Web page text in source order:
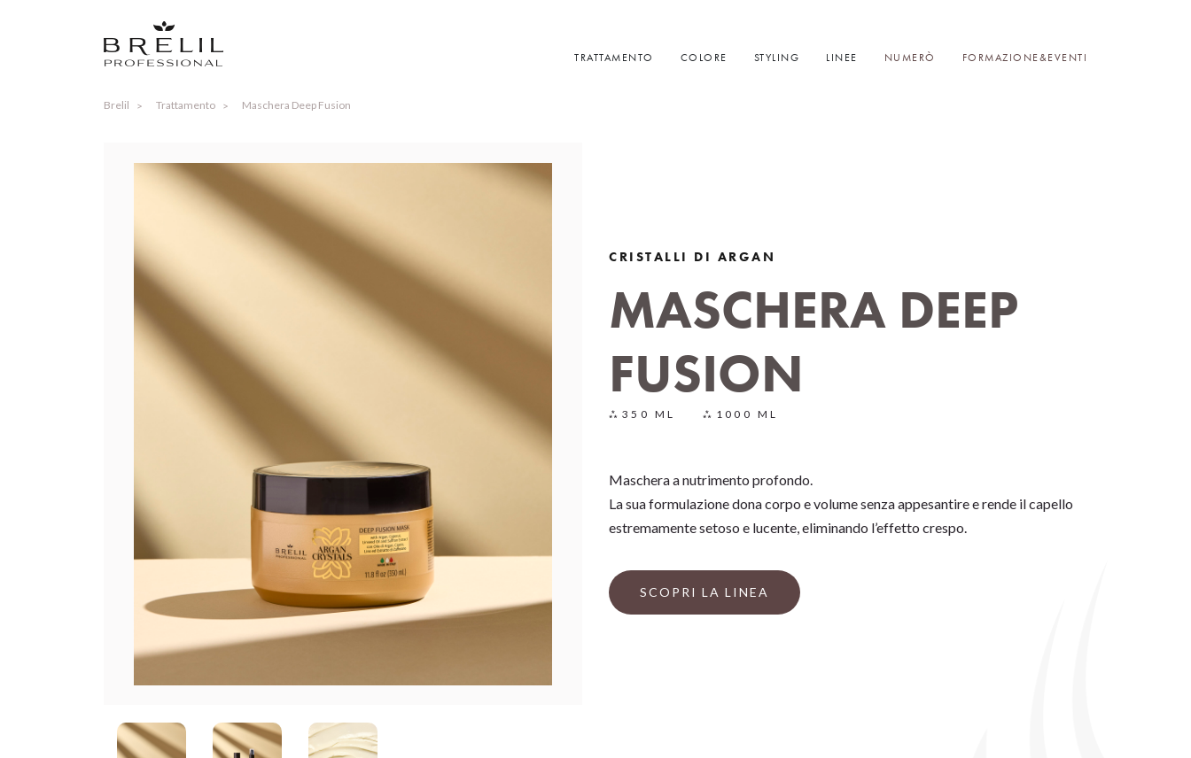
TRATTAMENTO COLORE STYLING LINEE NUMERÒ FORMAZIONE&EVENTI
Brelil Trattamento Maschera Deep Fusion
CRISTALLI DI ARGAN
MASCHERA DEEP
FUSION
350 ML 1000 ML
Maschera a nutrimento profondo.
La sua formulazione dona corpo e volume senza appesantire e rende il capello
estremamente setoso e lucente, eliminando l’effetto crespo.
SCOPRI LA LINEA